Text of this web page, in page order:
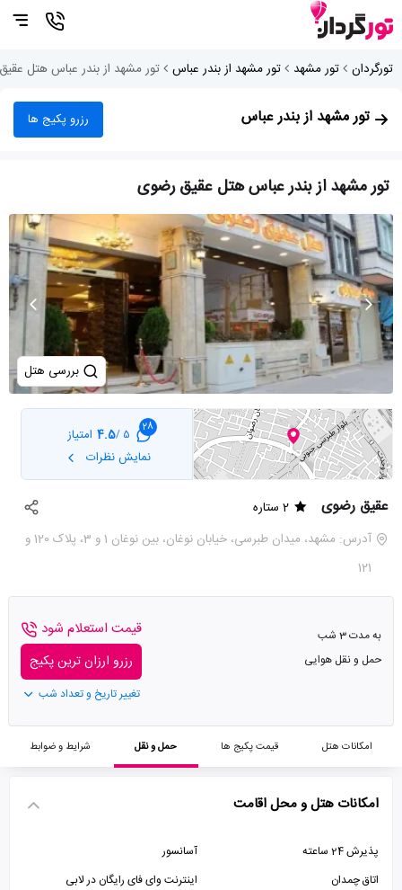
تورگردان تور مشهد تور مشهد از بندر عباس تور مشهد از بندر عباس هتل
تور مشهد از بندر عباس رزرو پکیج ها
تور مشهد از بندر عباس هتل عقیق رضوی
بررسی هتل
28
5 /
4.5 امتیاز
نمایش نظرات
عقیق رضوی
2 ستاره
آدرس: مشهد، میدان طبرسی، خیابان نوغان، بین نوغان 1 و 3، پلاک 120 و
121
به مدت 3 شب
حمل و نقل هوایی
قیمت استعلام شود
رزرو ارزان ترین پکیج
تغییر تاریخ و تعداد شب
امکانات هتل قیمت پکیج ها حمل و نقل شرایط و ضوابط
امکانات هتل و محل اقامت
پذیرش 24 ساعته
آسانسور
اتاق چمدان
اینترنت وای فای رایگان در لابی